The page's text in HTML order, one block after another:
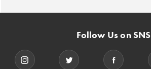
Follow Us on SNS